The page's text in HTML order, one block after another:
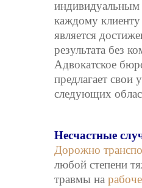
каждому
является
результата без
Адвокатское
предлагает свои
следующих
Несчастные
Дорожно
любой степени
травмы на